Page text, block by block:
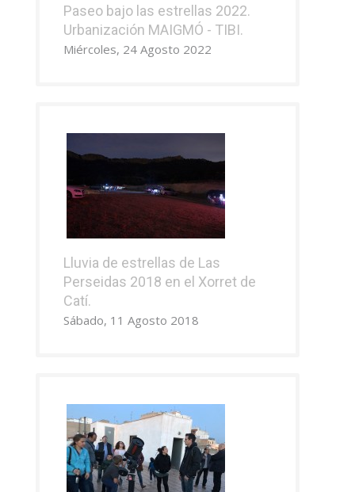
Paseo bajo las estrellas 2022.
Urbanización MAIGMÓ - TIBI.
Miércoles, 24 Agosto 2022
Lluvia de estrellas de Las
Perseidas 2018 en el Xorret de
Catí.
Sábado, 11 Agosto 2018